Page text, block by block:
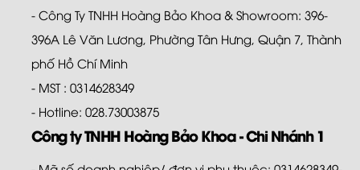
- Công Ty TNHH Hoàng Bảo Khoa & Showroom: 396-
396A Lê Văn Lương, Phường Tân Hưng, Quận 7, Thành
phố Hồ Chí Minh
- MST : 0314628349
- Hotline: 028.73003875
Công ty TNHH Hoàng Bảo Khoa - Chi Nhánh 1